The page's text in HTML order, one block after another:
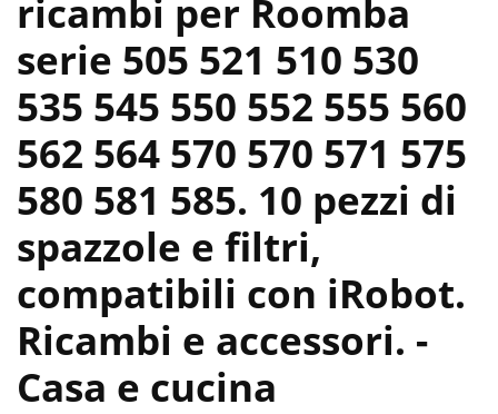
ricambi per Roomba
serie 505 521 510 530
535 545 550 552 555 560
562 564 570 570 571 575
580 581 585. 10 pezzi di
spazzole e filtri,
compatibili con iRobot.
Ricambi e accessori. -
Casa e cucina